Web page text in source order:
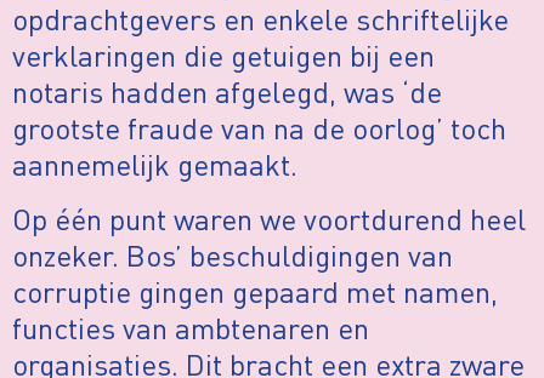
opdrachtgevers en enkele schriftelijke
verklaringen die getuigen bij een
notaris hadden afgelegd, was ‘de
grootste fraude van na de oorlog’ toch
aannemelijk gemaakt.
Op één punt waren we voortdurend heel
onzeker. Bos’ beschuldigingen van
corruptie gingen gepaard met namen,
functies van ambtenaren en
organisaties. Dit bracht een extra zware